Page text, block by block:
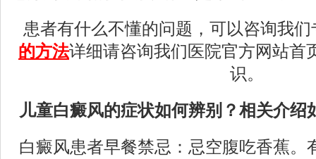
患者有什么不懂的问题，可以咨询我们
的方法详细请咨询我们医院官方网站首
识。
儿童白癜风的症状如何辨别？相关介绍
白癜风患者早餐禁忌：忌空腹吃香蕉。